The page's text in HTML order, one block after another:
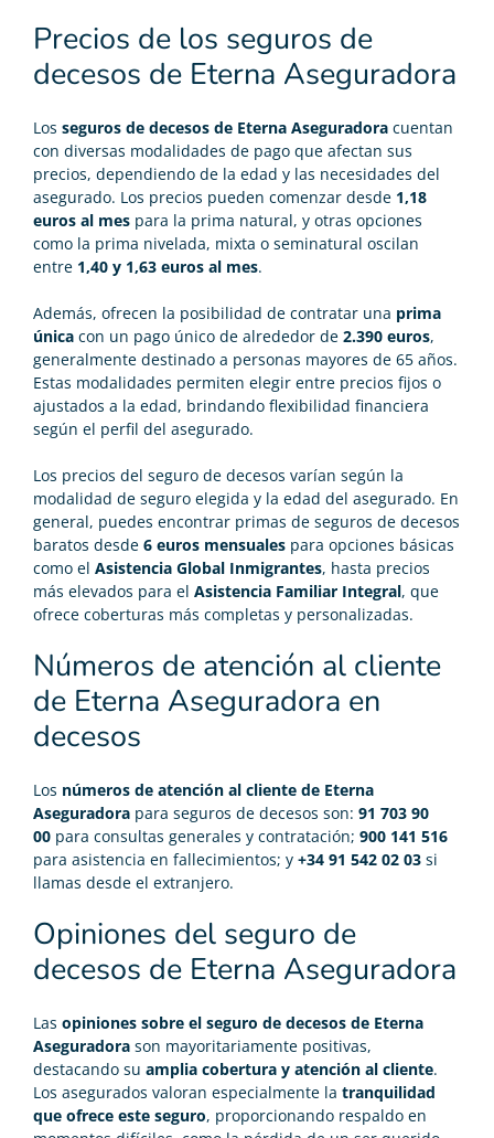
Precios de los seguros de
decesos de Eterna Aseguradora
Los seguros de decesos de Eterna Aseguradora cuentan
con diversas modalidades de pago que afectan sus
precios, dependiendo de la edad y las necesidades del
asegurado. Los precios pueden comenzar desde 1,18
euros al mes para la prima natural, y otras opciones
como la prima nivelada, mixta o seminatural oscilan
entre 1,40 y 1,63 euros al mes.
Además, ofrecen la posibilidad de contratar una prima
única con un pago único de alrededor de 2.390 euros,
generalmente destinado a personas mayores de 65 años.
Estas modalidades permiten elegir entre precios fijos o
ajustados a la edad, brindando flexibilidad financiera
según el perfil del asegurado​.
Los precios del seguro de decesos varían según la
modalidad de seguro elegida y la edad del asegurado. En
general, puedes encontrar primas de seguros de decesos
baratos desde 6 euros mensuales para opciones básicas
como el Asistencia Global Inmigrantes, hasta precios
más elevados para el Asistencia Familiar Integral, que
ofrece coberturas más completas y personalizadas.
Números de atención al cliente
de Eterna Aseguradora en
decesos
Los números de atención al cliente de Eterna
Aseguradora para seguros de decesos son: 91 703 90
00 para consultas generales y contratación; 900 141 516
para asistencia en fallecimientos; y +34 91 542 02 03 si
llamas desde el extranjero.
Opiniones del seguro de
decesos de Eterna Aseguradora
Las opiniones sobre el seguro de decesos de Eterna
Aseguradora son mayoritariamente positivas,
destacando su amplia cobertura y atención al cliente.
Los asegurados valoran especialmente la tranquilidad
que ofrece este seguro, proporcionando respaldo en